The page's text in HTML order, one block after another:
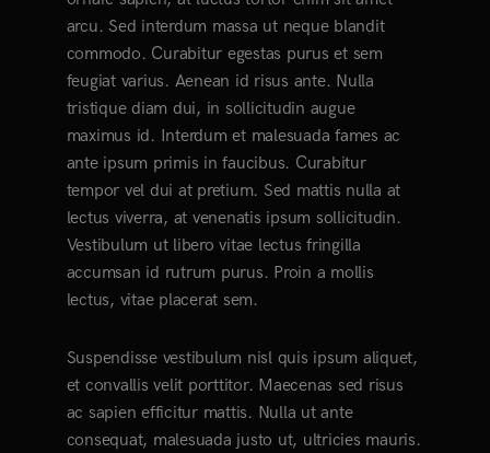
arcu. Sed interdum massa ut neque blandit
commodo. Curabitur egestas purus et sem
feugiat varius. Aenean id risus ante. Nulla
tristique diam dui, in sollicitudin augue
maximus id. Interdum et malesuada fames ac
ante ipsum primis in faucibus. Curabitur
tempor vel dui at pretium. Sed mattis nulla at
lectus viverra, at venenatis ipsum sollicitudin.
Vestibulum ut libero vitae lectus fringilla
accumsan id rutrum purus. Proin a mollis
lectus, vitae placerat sem.
Suspendisse vestibulum nisl quis ipsum aliquet,
et convallis velit porttitor. Maecenas sed risus
ac sapien efficitur mattis. Nulla ut ante
consequat, malesuada justo ut, ultricies mauris.